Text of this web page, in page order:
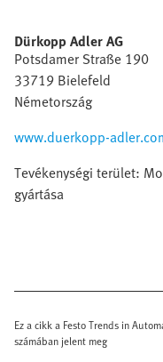
Dürkopp Adler AG
Potsdamer Straße 190
33719 Bielefeld
Németország
www.duerkopp-
Tevékenységi terület:
gyártása
Ez a cikk a Festo Trends in
számában jelent meg